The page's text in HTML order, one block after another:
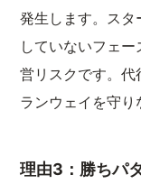
発生します。スタ
していないフェ
営リスクです。代
ランウェイを守り
理由3：勝ちパ